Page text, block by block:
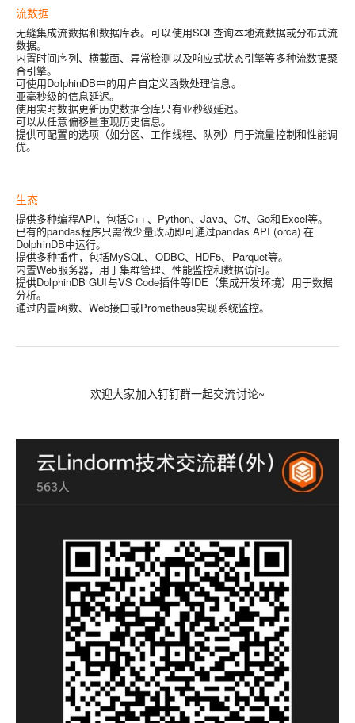
流数据
无缝集成流数据和数据库表。可以使用SQL查询本地流数据或分布式流
数据。
内置时间序列、横截面、异常检测以及响应式状态引擎等多种流数据聚
合引擎。
可使用DolphinDB中的用户自定义函数处理信息。
亚毫秒级的信息延迟。
使用实时数据更新历史数据仓库只有亚秒级延迟。
可以从任意偏移量重现历史信息。
提供可配置的选项（如分区、工作线程、队列）用于流量控制和性能调
优。
生态
提供多种编程API，包括C++、Python、Java、C#、Go和Excel等。
已有的pandas程序只需做少量改动即可通过pandas API (orca) 在
DolphinDB中运行。
提供多种插件，包括MySQL、ODBC、HDF5、Parquet等。
内置Web服务器，用于集群管理、性能监控和数据访问。
提供DolphinDB GUI与VS Code插件等IDE（集成开发环境）用于数据
分析。
通过内置函数、Web接口或Prometheus实现系统监控。
欢迎大家加入钉钉群一起交流讨论~